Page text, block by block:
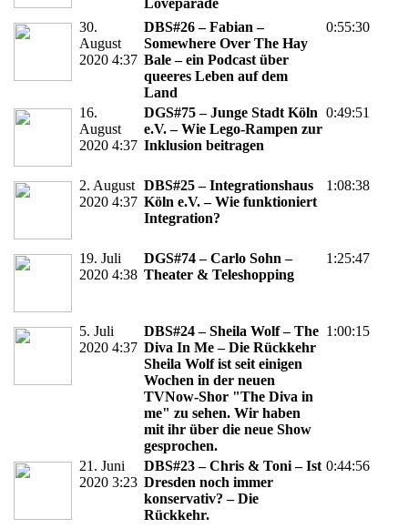
30.
August
2020 4:37
DBS#26 – Fabian –
Somewhere Over The Hay
Bale – ein Podcast über
queeres Leben auf dem
Land
0:55:30
16.
August
2020 4:37
DGS#75 – Junge Stadt Köln
e.V. – Wie Lego-Rampen zur
Inklusion beitragen
0:49:51
2. August
2020 4:37
DBS#25 – Integrationshaus
Köln e.V. – Wie funktioniert
Integration?
1:08:38
19. Juli
2020 4:38
DGS#74 – Carlo Sohn –
Theater & Teleshopping
1:25:47
5. Juli
2020 4:37
DBS#24 – Sheila Wolf – The
Diva In Me – Die Rückkehr
Sheila Wolf ist seit einigen
Wochen in der neuen
TVNow-Shor "The Diva in
me" zu sehen. Wir haben
mit ihr über die neue Show
gesprochen.
1:00:15
21. Juni
2020 3:23
DBS#23 – Chris & Toni – Ist
Dresden noch immer
konservativ? – Die
Rückkehr.
0:44:56